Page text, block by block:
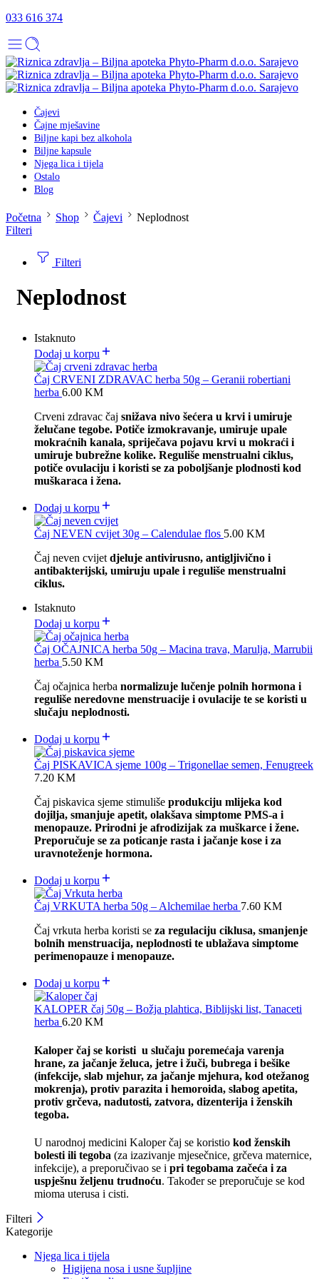
033 616 374
Čajevi
Čajne mješavine
Biljne kapi bez alkohola
Biljne kapsule
Njega lica i tijela
Ostalo
Blog
Početna Shop Čajevi
Neplodnost
Filteri
Filteri
Neplodnost
Istaknuto
Dodaj u korpu
Čaj CRVENI ZDRAVAC herba 50g – Geranii robertiani
herba 6.00 KM
Crveni zdravac čaj snižava nivo šećera u krvi i umiruje
želučane tegobe. Potiče izmokravanje, umiruje upale
mokraćnih kanala, spriječava pojavu krvi u mokraći i
umiruje bubrežne kolike. Reguliše menstrualni ciklus,
potiče ovulaciju i koristi se za poboljšanje plodnosti kod
muškaraca i žena.
Dodaj u korpu
Čaj NEVEN cvijet 30g – Calendulae flos 5.00 KM
Čaj neven cvijetdjeluje antivirusno, antigljivično i
antibakterijski, umiruju upale i reguliše menstrualni
ciklus.
Istaknuto
Dodaj u korpu
Čaj OČAJNICA herba 50g – Macina trava, Marulja, Marrubii
herba 5.50 KM
Čaj očajnica herba normalizuje lučenje polnih hormona i
reguliše neredovne menstruacije i ovulacije te se koristi u
slučaju neplodnosti.
Dodaj u korpu
Čaj PISKAVICA sjeme 100g – Trigonellae semen, Fenugreek
7.20 KM
Čaj piskavica sjeme stimuliše produkciju mlijeka kod
dojilja, smanjuje apetit, olakšava simptome PMS-a i
menopauze. Prirodni je afrodizijak za muškarce i žene.
Preporučuje se za poticanje rasta i jačanje kose i za
uravnoteženje hormona.
Dodaj u korpu
Čaj VRKUTA herba 50g – Alchemilae herba 7.60 KM
Čaj vrkuta herba koristi se za regulaciju ciklusa, smanjenje
bolnih menstruacija, neplodnosti te ublažava simptome
perimenopauze i menopauze.
Dodaj u korpu
KALOPER čaj 50g – Božja plahtica, Biblijski list, Tanaceti
herba 6.20 KM
Kaloper čaj se koristi u slučaju poremećaja varenja
hrane, za jačanje želuca, jetre i žuči, bubrega i bešike
(infekcije, slab mjehur, za jačanje mjehura, kod otežanog
mokrenja), protiv parazita i hemoroida, slabog apetita,
protiv grčeva, nadutosti, zatvora, dizenterija i ženskih
tegoba.
U narodnoj medicini Kaloper čaj se koristio kod ženskih
bolesti ili tegoba (za izazivanje mjesečnice, grčeva maternice,
infekcije), a preporučivao se i pri tegobama začeća i za
uspješnu željenu trudnoću. Također se preporučuje se kod
mioma uterusa i cisti.
Filteri
Kategorije
Njega lica i tijela
Higijena nosa i usne šupljine